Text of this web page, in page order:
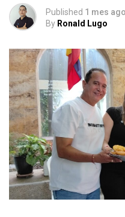
Published 1 mes ago
By Ronald Lugo